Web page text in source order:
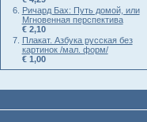
Ричард Бах: Путь домой, или
Мгновенная перспектива
€ 2,10
Плакат. Азбука русская без
картинок /мал. форм/
€ 1,00